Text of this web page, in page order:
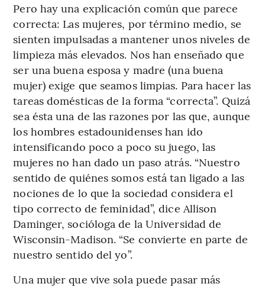
Pero hay una explicación común que parece
correcta: Las mujeres, por término medio, se
sienten impulsadas a mantener unos niveles de
limpieza más elevados. Nos han enseñado que
ser una buena esposa y madre (una buena
mujer) exige que seamos limpias. Para hacer las
tareas domésticas de la forma “correcta”. Quizá
sea ésta una de las razones por las que, aunque
los hombres estadounidenses han ido
intensificando poco a poco su juego, las
mujeres no han dado un paso atrás. “Nuestro
sentido de quiénes somos está tan ligado a las
nociones de lo que la sociedad considera el
tipo correcto de feminidad”, dice Allison
Daminger, socióloga de la Universidad de
Wisconsin-Madison. “Se convierte en parte de
nuestro sentido del yo”.
Una mujer que vive sola puede pasar más